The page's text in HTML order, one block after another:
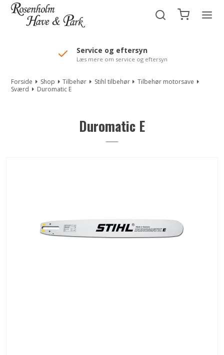
//Mailchimp autofill selected "Pakke"
Service og eftersyn
Læs mere om service og eftersyn
Forside Shop Tilbehør Stihl tilbehør
Tilbehør motorsave
Sværd
Duromatic E
Duromatic E